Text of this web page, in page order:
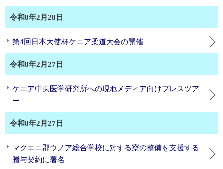
令和8年2月28日
第4回日本大使杯ケニア柔道大会の開催
令和8年2月27日
ケニア中央医学研究所への現地メディア向けプレスツア
ー
令和8年2月27日
マクエニ郡ウノア総合学校に対する寮の整備を支援する
贈与契約に署名